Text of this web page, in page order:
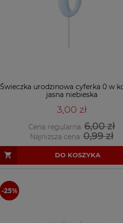
Świeczka urodzinowa cyferka 0 w
jasna niebieska
3,00 zł
Cena regularna: 6,00 zł
Najniższa cena: 0,99 zł
DO KOSZYKA